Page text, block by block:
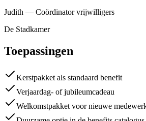
Judith — Coördinator vrijwilligers
De Stadkamer
Toepassingen
Kerstpakket als standaard benefit
Verjaardag- of jubileumcadeau
Welkomstpakket voor nieuwe